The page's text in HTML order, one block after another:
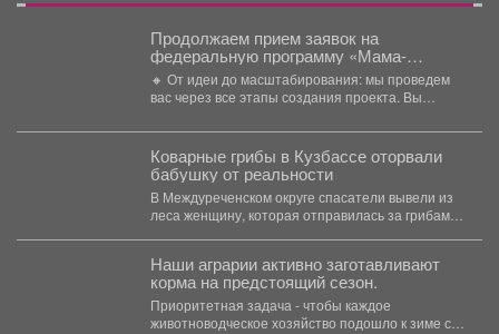
Продолжаем прием заявок на
федеральную программу «Мама-
предприниматель» 2026!
🔸 От идеи до масштабирования: мы проведем
вас через все этапы создания проекта. Вы
Коварные грибы в Кузбассе оторвали
бабушку от реальности
В Междуреченском округе спасатели вывели из
леса женщину, которая отправилась за грибами
Наши аграрии активно заготавливают
корма на предстоящий сезон.
Приоритетная задача - чтобы каждое
животноводческое хозяйство подошло к зиме с